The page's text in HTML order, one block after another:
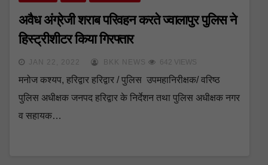
अवैध अंग्रेजी शराब परिवहन करते ज्वालापुर पुलिस ने
हिस्ट्रीशीटर किया गिरफ्तार
JAN 22, 2022 BKK NEWS 642 VIEWS
मनोज कश्यप, हरिद्वार हरिद्वार / पुलिस उपमहानिरीक्षक/ वरिष्ठ
पुलिस अधीक्षक जनपद हरिद्वार के निर्देशन तथा पुलिस अधीक्षक नगर
व सहायक…